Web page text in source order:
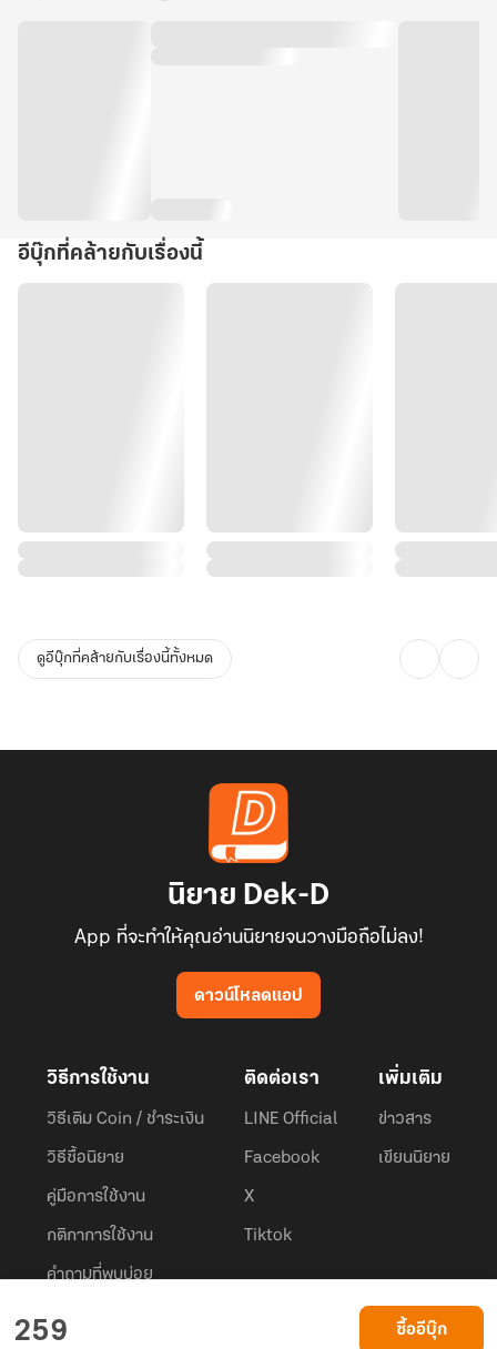
259 ซื้ออีบุ๊ก
อีบุ๊กที่คล้ายกับเรื่องนี้
ดูอีบุ๊กที่คล้ายกับเรื่องนี้ทั้งหมด
นิยาย Dek-D
App ที่จะทำให้คุณอ่านนิยายจนวางมือถือไม่ลง!
ดาวน์โหลดแอป
วิธีการใช้งาน
วิธีเติม Coin / ชำระเงิน
วิธีซื้อนิยาย
คู่มือการใช้งาน
กติกาการใช้งาน
คำถามที่พบบ่อย
ติดต่อเรา
LINE Official
Facebook
X
Tiktok
เพิ่มเติม
ข่าวสาร
เขียนนิยาย
© 2026 Privacy Policy
Dek-D.com ใช้คุกกี้เพื่อพัฒนาประสบการณ์ของ ผู้ใช้ให้ดียิ่งขึ้น
ยอมรับ